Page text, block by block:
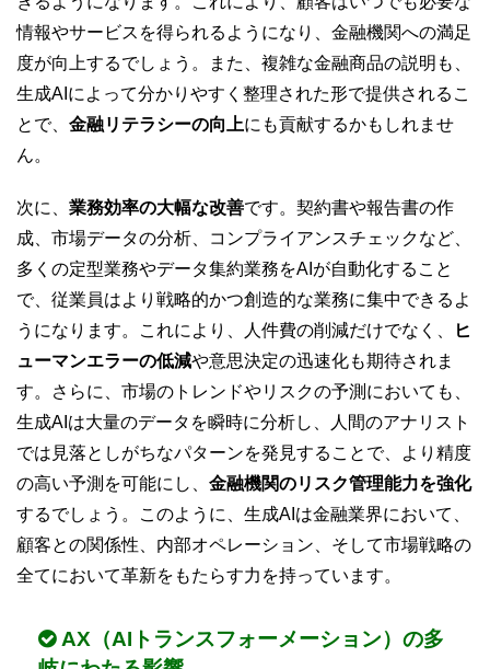
情報やサービスを得られるようになり、金融機関への満足
度が向上するでしょう。また、複雑な金融商品の説明も、
生成AIによって分かりやすく整理された形で提供されるこ
とで、 金融リテラシーの向上にも貢献するかもしれませ
ん。
次に、 業務効率の大幅な改善です。契約書や報告書の作
成、市場データの分析、コンプライアンスチェックなど、
多くの定型業務やデータ集約業務をAIが自動化すること
で、従業員はより戦略的かつ創造的な業務に集中できるよ
うになります。これにより、人件費の削減だけでなく、
ヒ
ューマンエラーの低減や意思決定の迅速化も期待されま
す。さらに、市場のトレンドやリスクの予測においても、
生成AIは大量のデータを瞬時に分析し、人間のアナリスト
では見落としがちなパターンを発見することで、より精度
の高い予測を可能にし、 金融機関のリスク管理能力を強化
するでしょう。このように、生成AIは金融業界において、
顧客との関係性、内部オペレーション、そして市場戦略の
全てにおいて革新をもたらす力を持っています。
AX（AIトランスフォーメーション）の多